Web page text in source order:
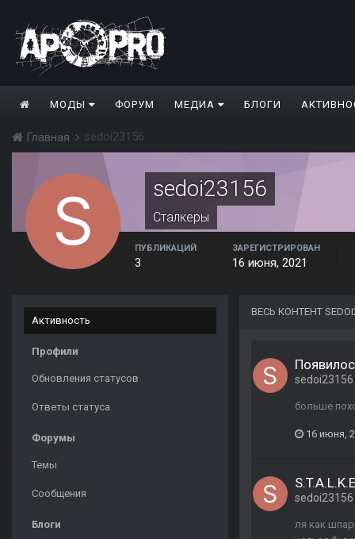
МОДЫ ФОРУМ МЕДИА БЛОГИ
Главная sedoi23156
sedoi23156
Сталкеры
ПУБЛИКАЦИЙ
3
ЗАРЕГИСТРИРОВАН
16 июня, 2021
Активность
Профили
Обновления статусов
Ответы статуса
Форумы
Темы
Сообщения
Блоги
ВЕСЬ КОНТЕНТ
sedoi23156
больше
16 июня,
sedoi23156
ля как